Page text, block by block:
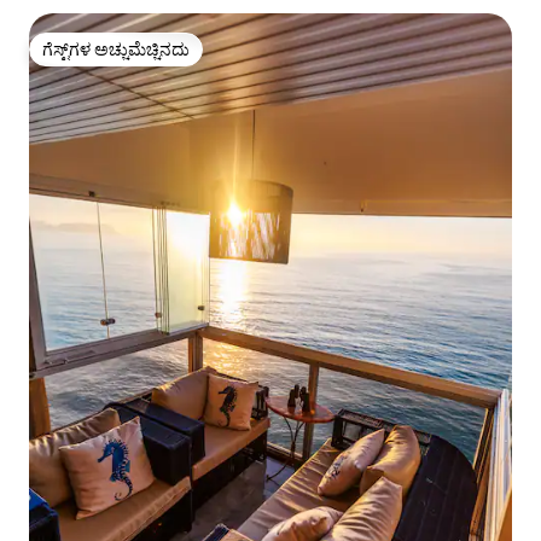
ಗೆಸ್ಟ್‌ಗಳ ಅಚ್ಚುಮೆಚ್ಚಿನದು
ಗೆಸ್ಟ್‌ಗಳ ಅಚ್ಚುಮೆಚ್ಚಿನದು